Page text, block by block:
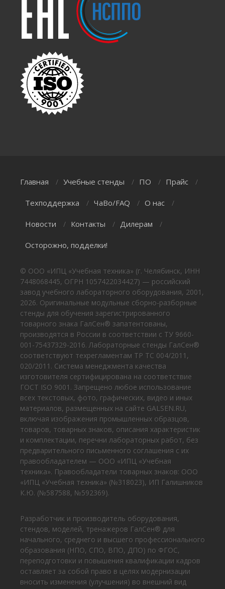
Главная / Учебные стенды / ПО / Прайс /
Техподдержка / ЧаВо/FAQ / О нас /
Новости / Контакты / Дилерам /
Осторожно, подделки!
© ООО «ИПЦ «Учебная техника» (г. Челябинск, ИНН
7448068445, ОГРН 1057422034427) — российский
завод учебного лабораторного оборудования, 2001,
2026. Оригинальные модульные сборно-разборные
стенды для обучения зарегистрированного
товарного знака ГалСен® запатентованы,
производятся в России в соответствии с ТУ 9660-
001-75437329-2016. Лабораторные стенды ГалСен®
соответствуют техрегламентам ТР ТС 004/2011,
020/2011. Система менеджмента качества
изготовителя сертифицирована на соответствие
ГОСТ ISO 9001. Запрещено любое использование
всех текстовых, фото, графических, видео и иных
материалов, размещенных на сайте GALSEN.RU,
включая изображения промышленных образцов,
товаров, товарных знаков, описания характеристик
и комплектации, перечни лабораторных работ, без
предварительного письменного соглашения с их
правообладателем — ООО «ИПЦ «Учебная
техника». Правообладатели товарных знаков: ООО
«ИПЦ «Учебная техника» (№318023), ИП Галишников
К.Ю. (№587588, №592369).
Разработчик и производитель оборудования,
стендов, моделей, тренажеров ГалСен® для
начального, среднего и высшего профессионального
образования (НПО, СПО, ВПО, ДПО) по ФГОС,
переподготовки и повышения квалификации кадров
оставляет за собой право в целях модернизации
вносить изменения (улучшения) во внешний вид